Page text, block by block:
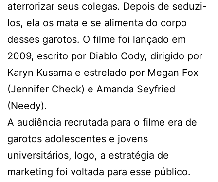
aterrorizar seus colegas. Depois de seduzi-
los, ela os mata e se alimenta do corpo
desses garotos. O filme foi lançado em
2009, escrito por Diablo Cody, dirigido por
Karyn Kusama e estrelado por Megan Fox
(Jennifer Check) e Amanda Seyfried
(Needy).
A audiência recrutada para o filme era de
garotos adolescentes e jovens
universitários, logo, a estratégia de
marketing foi voltada para esse público.